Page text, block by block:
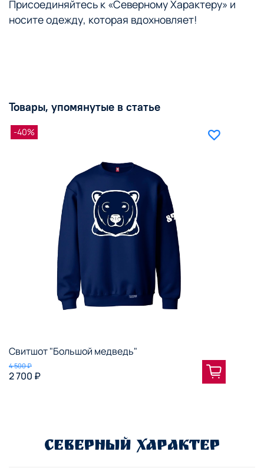
Присоединяйтесь к «Северному Характеру» и
носите одежду, которая вдохновляет!
Товары, упомянутые в статье
-40%
Свитшот "Большой медведь"
4 500 ₽
2 700 ₽